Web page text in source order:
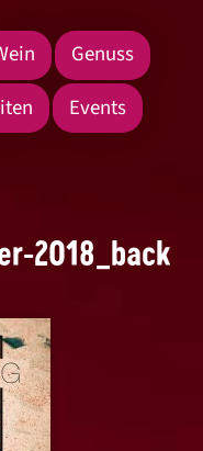
Genuss
Events
2018_back